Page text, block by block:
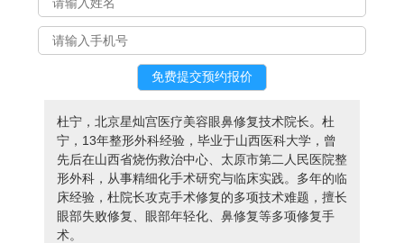
杜宁，北京星灿宫医疗美容眼鼻修复技术院长。杜
宁，13年整形外科经验，毕业于山西医科大学，曾
先后在山西省烧伤救治中心、太原市第二人民医院整
形外科，从事精细化手术研究与临床实践。多年的临
床经验，杜院长攻克手术修复的多项技术难题，擅长
眼部失败修复、眼部年轻化、鼻修复等多项修复手
术。